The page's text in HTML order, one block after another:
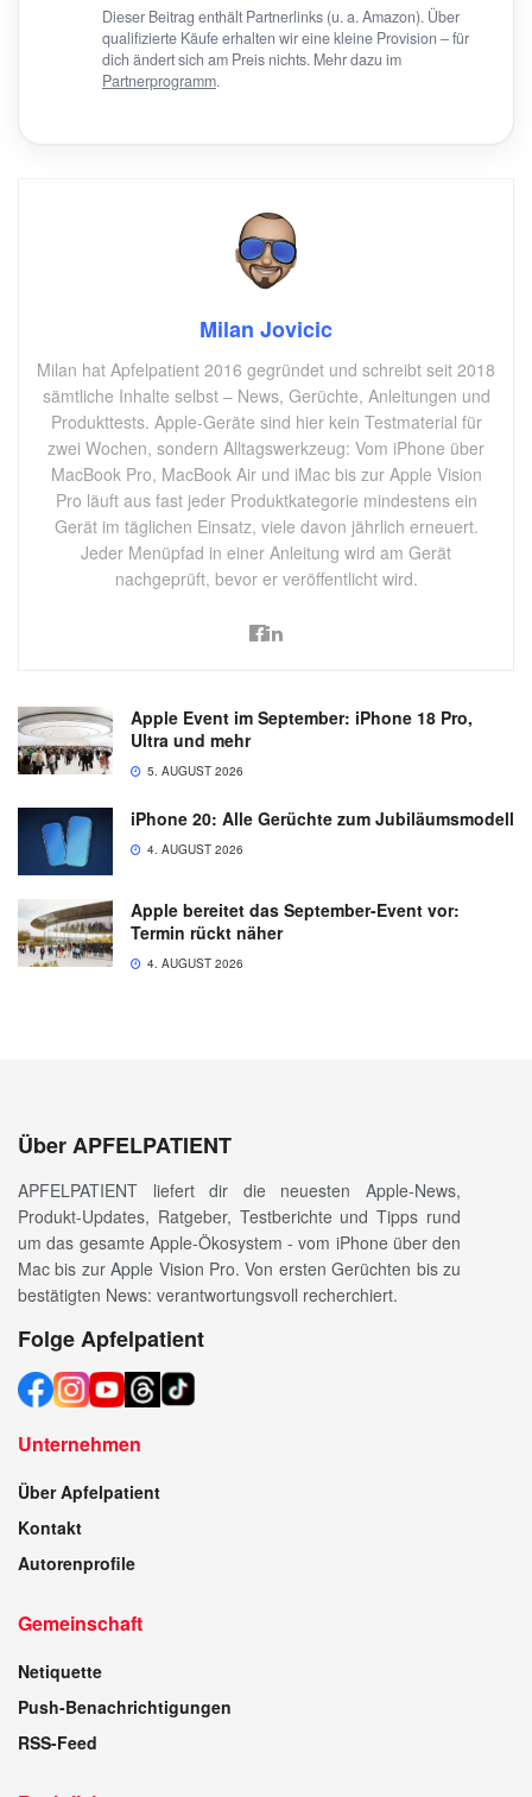
Dieser Beitrag enthält Partnerlinks (u. a. Amazon). Über
qualifizierte Käufe erhalten wir eine kleine Provision – für
dich ändert sich am Preis nichts. Mehr dazu im
Partnerprogramm.
Milan Jovicic
Milan hat Apfelpatient 2016 gegründet und schreibt seit 2018
sämtliche Inhalte selbst – News, Gerüchte, Anleitungen und
Produkttests. Apple-Geräte sind hier kein Testmaterial für
zwei Wochen, sondern Alltagswerkzeug: Vom iPhone über
MacBook Pro, MacBook Air und iMac bis zur Apple Vision
Pro läuft aus fast jeder Produktkategorie mindestens ein
Gerät im täglichen Einsatz, viele davon jährlich erneuert.
Jeder Menüpfad in einer Anleitung wird am Gerät
nachgeprüft, bevor er veröffentlicht wird.
Apple Event im September: iPhone 18 Pro,
Ultra und mehr
5. AUGUST 2026
iPhone 20: Alle Gerüchte zum Jubiläumsmodell
4. AUGUST 2026
Apple bereitet das September-Event vor:
Termin rückt näher
4. AUGUST 2026
Über APFELPATIENT
APFELPATIENT liefert dir die neuesten Apple-News,
Produkt-Updates, Ratgeber, Testberichte und Tipps rund
um das gesamte Apple-Ökosystem - vom iPhone über den
Mac bis zur Apple Vision Pro. Von ersten Gerüchten bis zu
bestätigten News: verantwortungsvoll recherchiert.
Folge Apfelpatient
Unternehmen
Über Apfelpatient
Kontakt
Autorenprofile
Gemeinschaft
Netiquette
Push-Benachrichtigungen
RSS-Feed